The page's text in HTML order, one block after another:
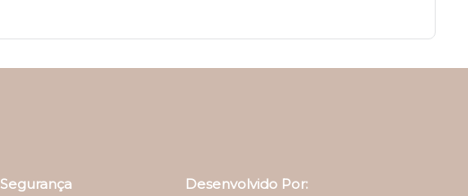
Segurança Desenvolvido Por: